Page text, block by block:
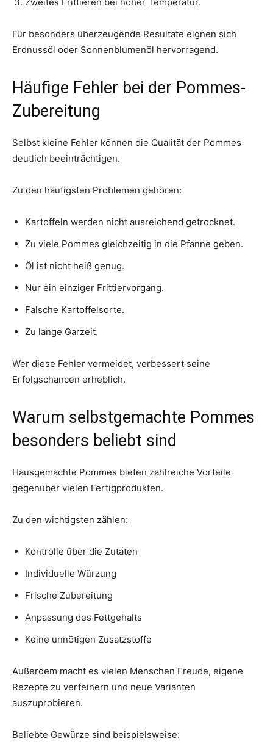
Für besonders überzeugende Resultate eignen sich
Erdnussöl oder Sonnenblumenöl hervorragend.
Häufige Fehler bei der Pommes-
Zubereitung
Selbst kleine Fehler können die Qualität der Pommes
deutlich beeinträchtigen.
Zu den häufigsten Problemen gehören:
Kartoffeln werden nicht ausreichend getrocknet.
Zu viele Pommes gleichzeitig in die Pfanne geben.
Öl ist nicht heiß genug.
Nur ein einziger Frittiervorgang.
Falsche Kartoffelsorte.
Zu lange Garzeit.
Wer diese Fehler vermeidet, verbessert seine
Erfolgschancen erheblich.
Warum selbstgemachte Pommes
besonders beliebt sind
Hausgemachte Pommes bieten zahlreiche Vorteile
gegenüber vielen Fertigprodukten.
Zu den wichtigsten zählen:
Kontrolle über die Zutaten
Individuelle Würzung
Frische Zubereitung
Anpassung des Fettgehalts
Keine unnötigen Zusatzstoffe
Außerdem macht es vielen Menschen Freude, eigene
Rezepte zu verfeinern und neue Varianten
auszuprobieren.
Beliebte Gewürze sind beispielsweise: